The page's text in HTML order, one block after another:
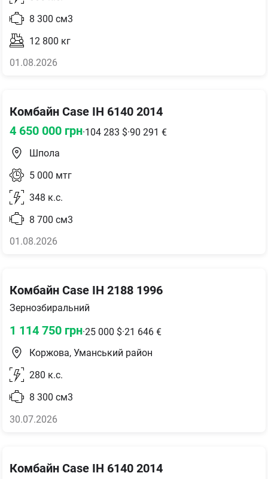
8 300 см3
12 800 кг
01.08.2026
Комбайн Case IH 6140 2014
4 650 000 грн·104 283 $·90 291 €
Шпола
5 000 мтг
348 к.с.
8 700 см3
01.08.2026
Комбайн Case IH 2188 1996
Зернозбиральний
1 114 750 грн·25 000 $·21 646 €
Коржова, Уманський район
280 к.с.
8 300 см3
30.07.2026
Комбайн Case IH 6140 2014